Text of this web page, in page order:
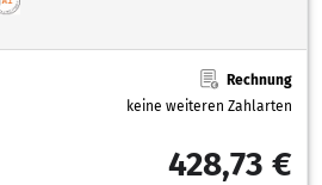
Rechnung
keine weiteren Zahlarten
428,73 €